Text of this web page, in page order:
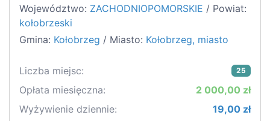
Województwo: ZACHODNIOPOMORSKIE / Powiat:
kołobrzeski
Gmina: Kołobrzeg / Miasto: Kołobrzeg, miasto
Liczba miejsc: 25
Opłata miesięczna:
2 000,00 zł
Wyżywienie dziennie:
19,00 zł